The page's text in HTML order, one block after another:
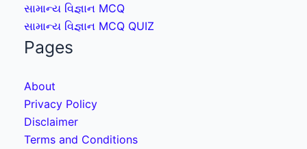
સામાન્ય વિજ્ઞાન MCQ
સામાન્ય વિજ્ઞાન MCQ QUIZ
Pages
About
Privacy Policy
Disclaimer
Terms and Conditions